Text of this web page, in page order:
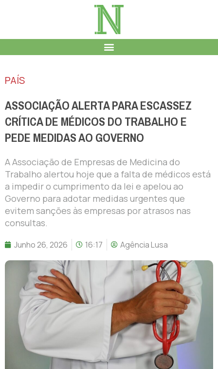
PAÍS
ASSOCIAÇÃO ALERTA PARA ESCASSEZ
CRÍTICA DE MÉDICOS DO TRABALHO E
PEDE MEDIDAS AO GOVERNO
A Associação de Empresas de Medicina do
Trabalho alertou hoje que a falta de médicos está
a impedir o cumprimento da lei e apelou ao
Governo para adotar medidas urgentes que
evitem sanções às empresas por atrasos nas
consultas.
Junho 26, 2026 16:17 Agência Lusa